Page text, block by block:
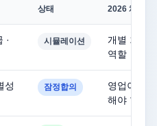
상태 2026 체크포
·
시뮬레이션
개별 회사
역할
성
잠정합의
영업이익
해야 합니